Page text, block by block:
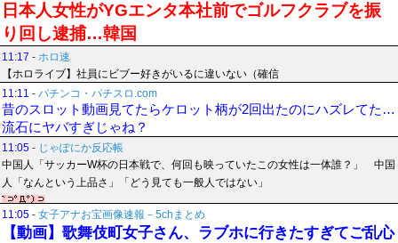
日本人女性がYGエンタ本社前でゴルフクラブを振
り回し逮捕…韓国
11:17 - ホロ速
【ホロライブ】社員にビブー好きがいるに違いない（確信
11:11 - パチンコ・パチスロ.com
昔のスロット動画見てたらケロット柄が2回出たのにハズレてた…
流石にヤバすぎじゃね？
11:05 - じゃぽにか反応帳
中国人「サッカーW杯の日本戦で、何回も映っていたこの女性は一体誰？」 中国
人「なんという上品さ」「どう見ても一般人ではない」
11:05 - 女子アナお宝画像速報－5chまとめ
【動画】歌舞伎町女子さん、ラブホに行きたすぎてご乱心